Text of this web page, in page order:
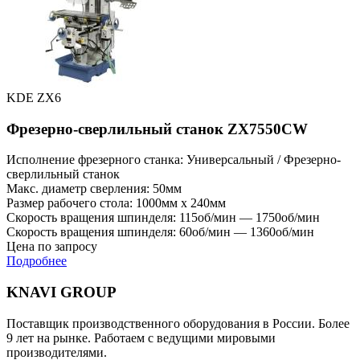
KDE ZX6
Фрезерно-сверлильный станок ZX7550CW
Исполнение фрезерного станка: Универсальный / Фрезерно-
сверлильный станок
Макс. диаметр сверления: 50мм
Размер рабочего стола: 1000мм x 240мм
Скорость вращения шпинделя: 115об/мин — 1750об/мин
Скорость вращения шпинделя: 60об/мин — 1360об/мин
Цена по запросу
Подробнее
KNAVI GROUP
Поставщик производственного оборудования в России. Более
9 лет на рынке. Работаем с ведущими мировыми
производителями.